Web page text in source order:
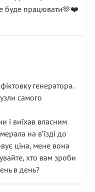
буде працювати🫶❤️
генератора.
самого
і виїхав власним
на вʼїзді до
ціна, мене вона
хто вам зроби
в день?